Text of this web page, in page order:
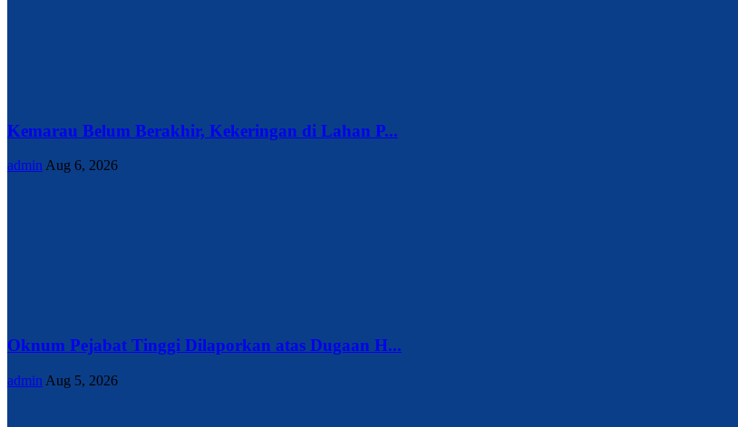
Kemarau Belum Berakhir, Kekeringan di Lahan P...
adminAug 6, 2026
Oknum Pejabat Tinggi Dilaporkan atas Dugaan H...
admin Aug 5, 2026